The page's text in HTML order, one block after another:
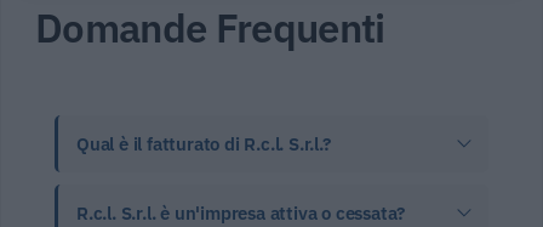
Domande Frequenti
Qual è il fatturato di R.c.l. S.r.l.?
R.c.l. S.r.l. è un'impresa attiva o cessata?